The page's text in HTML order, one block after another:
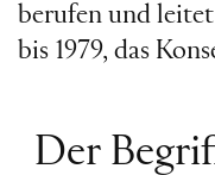
berufen und
bis 1979, das
Der